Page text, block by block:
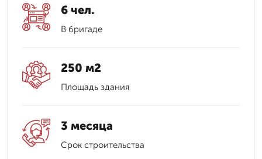
6 чел.
В бригаде
250 м2
Площадь здания
3 месяца
Срок строительства